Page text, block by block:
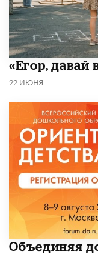
«Егор, давай
22 ИЮНЯ
​Объединяя